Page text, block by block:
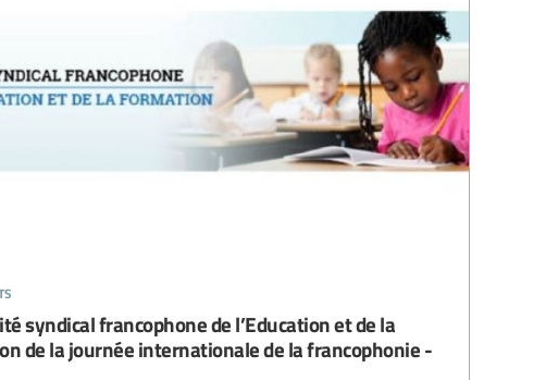
syndical francophone de l’Education et de la
de la journée internationale de la francophonie -